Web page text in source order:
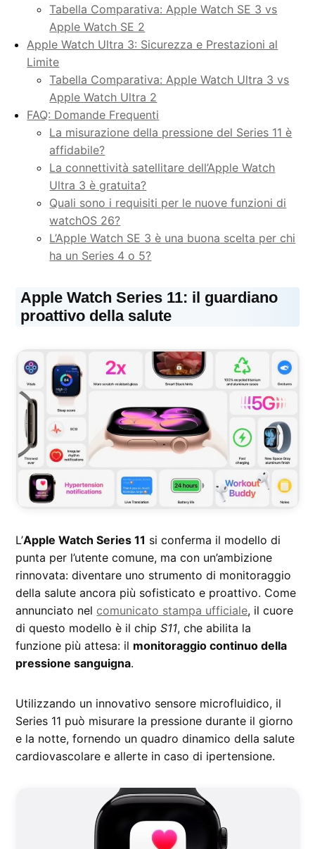
Tabella Comparativa: Apple Watch SE 3 vs
Apple Watch SE 2
Apple Watch Ultra 3: Sicurezza e Prestazioni al
Limite
Tabella Comparativa: Apple Watch Ultra 3 vs
Apple Watch Ultra 2
FAQ: Domande Frequenti
La misurazione della pressione del Series 11 è
affidabile?
La connettività satellitare dell’Apple Watch
Ultra 3 è gratuita?
Quali sono i requisiti per le nuove funzioni di
watchOS 26?
L’Apple Watch SE 3 è una buona scelta per chi
ha un Series 4 o 5?
Apple Watch Series 11: il guardiano
proattivo della salute
L’Apple Watch Series 11 si conferma il modello di
punta per l’utente comune, ma con un’ambizione
rinnovata: diventare uno strumento di monitoraggio
della salute ancora più sofisticato e proattivo. Come
annunciato nel comunicato stampa ufficiale, il cuore
di questo modello è il chipS11, che abilita la
funzione più attesa: il monitoraggio continuo della
pressione sanguigna.
Utilizzando un innovativo sensore microfluidico, il
Series 11 può misurare la pressione durante il giorno
e la notte, fornendo un quadro dinamico della salute
cardiovascolare e allerte in caso di ipertensione.